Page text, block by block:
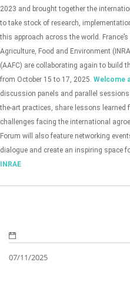
2023 and brought together the
to take stock of research,
this approach across the world.
Agriculture, Food and Environment
(AAFC) are collaborating again to build
from October 15 to 17, 2025. Welcome
discussion panels and parallel
the-art practices, share lessons
challenges facing the international
Forum will also feature networking
dialogue and create an inspiring space
INRAE
07/11/2025